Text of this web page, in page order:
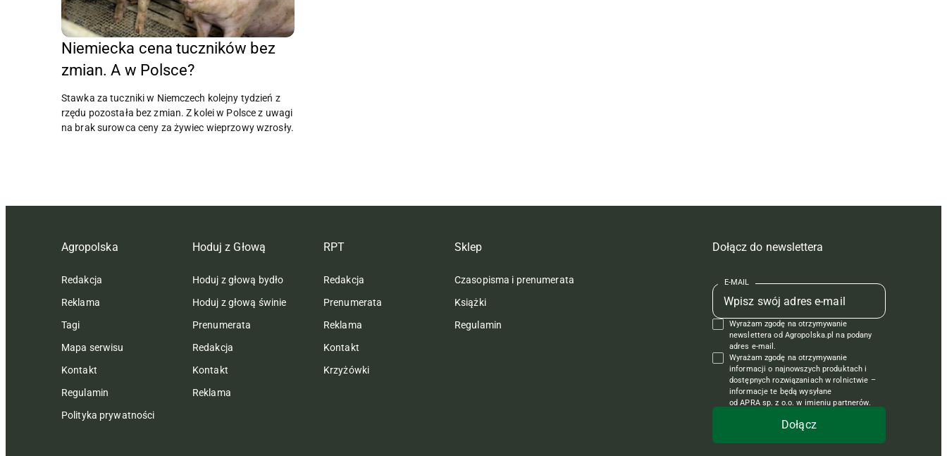
Niemiecka cena tuczników bez
zmian. A w Polsce?
Stawka za tuczniki w Niemczech kolejny tydzień z
rzędu pozostała bez zmian. Z kolei w Polsce z uwagi
na brak surowca ceny za żywiec wieprzowy wzrosły.
Agropolska
Redakcja
Reklama
Tagi
Mapa serwisu
Kontakt
Regulamin
Polityka prywatności
Hoduj z Głową
Hoduj z głową bydło
Hoduj z głową świnie
Prenumerata
Redakcja
Kontakt
Reklama
RPT
Redakcja
Prenumerata
Reklama
Kontakt
Krzyżówki
Sklep
Czasopisma i prenumerata
Książki
Regulamin
Dołącz do newslettera
E-MAIL
Wyrażam zgodę na otrzymywanie
newslettera od Agropolska.pl na podany
adres e-mail.
Wyrażam zgodę na otrzymywanie
informacji o najnowszych produktach i
dostępnych rozwiązaniach w rolnictwie –
informacje te będą wysyłane
od APRA sp. z o.o. w imieniu partnerów.